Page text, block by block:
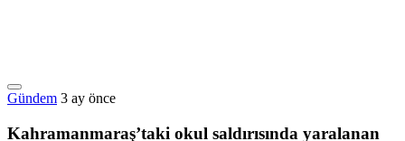
Gündem 3 ay önce
Kahramanmaraş’taki okul saldırısında yaralanan